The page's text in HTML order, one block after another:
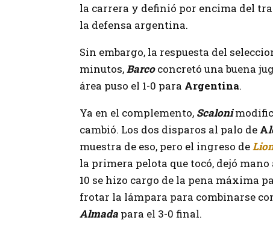
la carrera y definió por encima del
la defensa argentina.
Sin embargo, la respuesta del
minutos,Barcoconcretó una buena
área puso el 1-0 para Argentina.
Ya en el complemento, Scaloni
cambió. Los dos disparos al palo de A
muestra de eso, pero el ingreso de
la primera pelota que tocó, dejó mano
10 se hizo cargo de la pena máxima
frotar la lámpara para combinarse
Almada para el 3-0 final.